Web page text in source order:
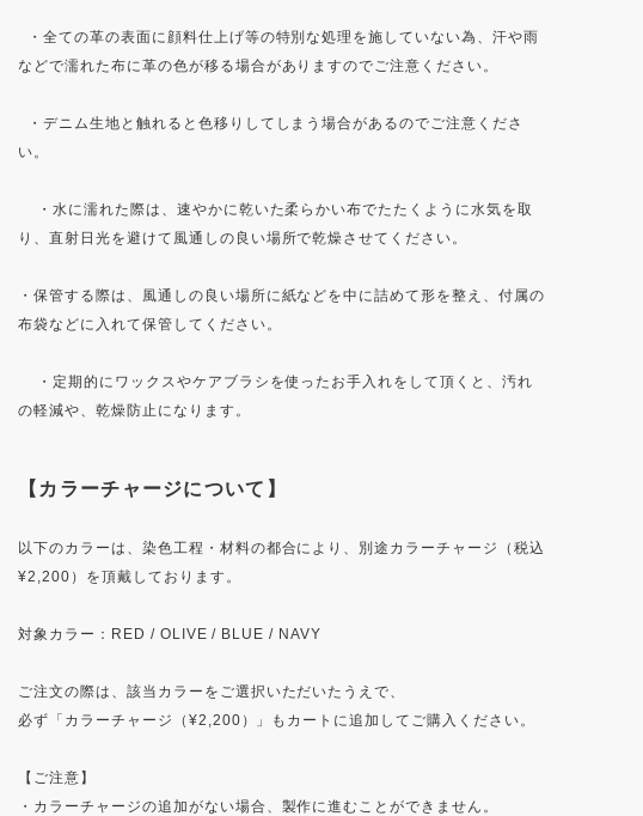
・全ての革の表面に顔料仕上げ等の特別な処理を施していない為、汗や雨
などで濡れた布に革の色が移る場合がありますのでご注意ください。
・デニム生地と触れると色移りしてしまう場合があるのでご注意くださ
い。
・水に濡れた際は、速やかに乾いた柔らかい布でたたくように水気を取
り、直射日光を避けて風通しの良い場所で乾燥させてください。
・保管する際は、風通しの良い場所に紙などを中に詰めて形を整え、付属の
布袋などに入れて保管してください。
・定期的にワックスやケアブラシを使ったお手入れをして頂くと、汚れ
の軽減や、乾燥防止になります。
【カラーチャージについて】
以下のカラーは、染色工程・材料の都合により、別途カラーチャージ（税込
¥2,200）を頂戴しております。
対象カラー：RED / OLIVE / BLUE / NAVY
ご注文の際は、該当カラーをご選択いただいたうえで、
必ず「カラーチャージ（¥2,200）」もカートに追加してご購入ください。
【ご注意】
・カラーチャージの追加がない場合、製作に進むことができません。